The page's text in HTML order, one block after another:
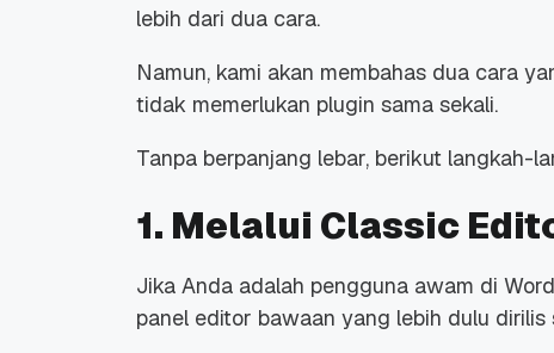
lebih dari dua cara.
Namun, kami akan membahas dua cara
tidak memerlukan plugin sama sekali.
Tanpa berpanjang lebar, berikut langkah-
1. Melalui Classic
Jika Anda adalah pengguna awam di
panel editor bawaan yang lebih dulu dirilis